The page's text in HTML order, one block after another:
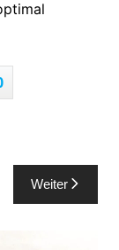
Weiter